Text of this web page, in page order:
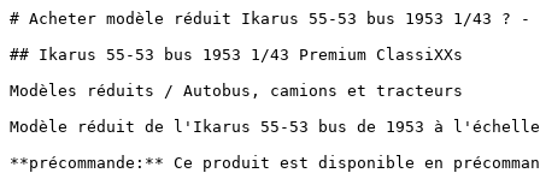
# Acheter modèle réduit Ikarus 55-53 bus 1953 1/43 ? -
## Ikarus 55-53 bus 1953 1/43 Premium ClassiXXs
Modèles réduits / Autobus, camions et tracteurs
Modèle réduit de l'Ikarus 55-53 bus de 1953 à
**précommande:** Ce produit est disponible en